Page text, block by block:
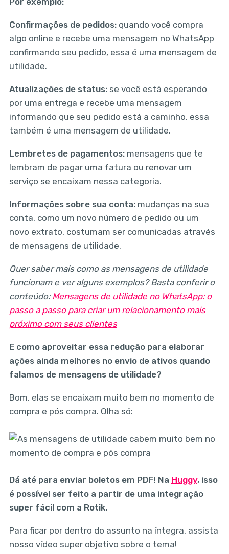
Confirmações de pedidos: quando você compra
algo online e recebe uma mensagem no WhatsApp
confirmando seu pedido, essa é uma mensagem de
utilidade.
Atualizações de status:se você está esperando
por uma entrega e recebe uma mensagem
informando que seu pedido está a caminho, essa
também é uma mensagem de utilidade.
Lembretes de pagamentos: mensagens que te
lembram de pagar uma fatura ou renovar um
serviço se encaixam nessa categoria.
Informações sobre sua conta: mudanças na sua
conta, como um novo número de pedido ou um
novo extrato, costumam ser comunicadas através
de mensagens de utilidade.
Quer saber mais como as mensagens de utilidade
funcionam e ver alguns exemplos? Basta conferir o
conteúdo: Mensagens de utilidade no WhatsApp: o
passo a passo para criar um relacionamento mais
próximo com seus clientes
E como aproveitar essa redução para elaborar
ações ainda melhores no envio de ativos quando
falamos de mensagens de utilidade?
Bom, elas se encaixam muito bem no momento de
compra e pós compra. Olha só:
Dá até para enviar boletos em PDF! Na Huggy, isso
é possível ser feito a partir de uma integração
super fácil com a Rotik.
Para ficar por dentro do assunto na íntegra, assista
nosso vídeo super objetivo sobre o tema!